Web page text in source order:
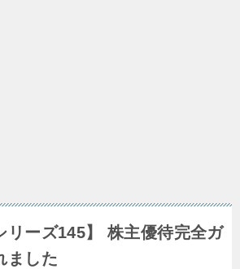
リーズ145】 株主優待完全ガ
ました